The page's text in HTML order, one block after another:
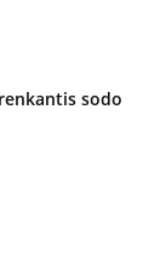
sodo